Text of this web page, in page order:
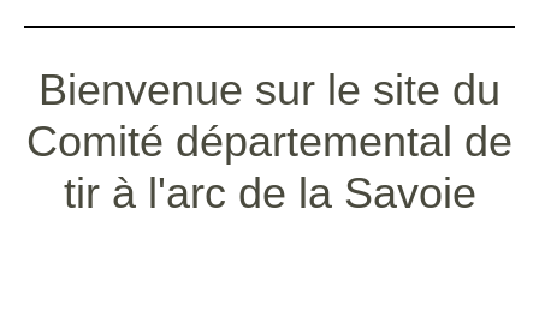
Bienvenue sur le site du
Comité départemental de
tir à l'arc de la Savoie